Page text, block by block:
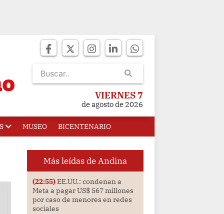
VIERNES 7
de agosto de 2026
MUSEO BICENTENARIO
Más leídas de Andina
(22:55)EE.UU.: condenan a
Meta a pagar US$ 567 millones
por caso de menores en redes
sociales